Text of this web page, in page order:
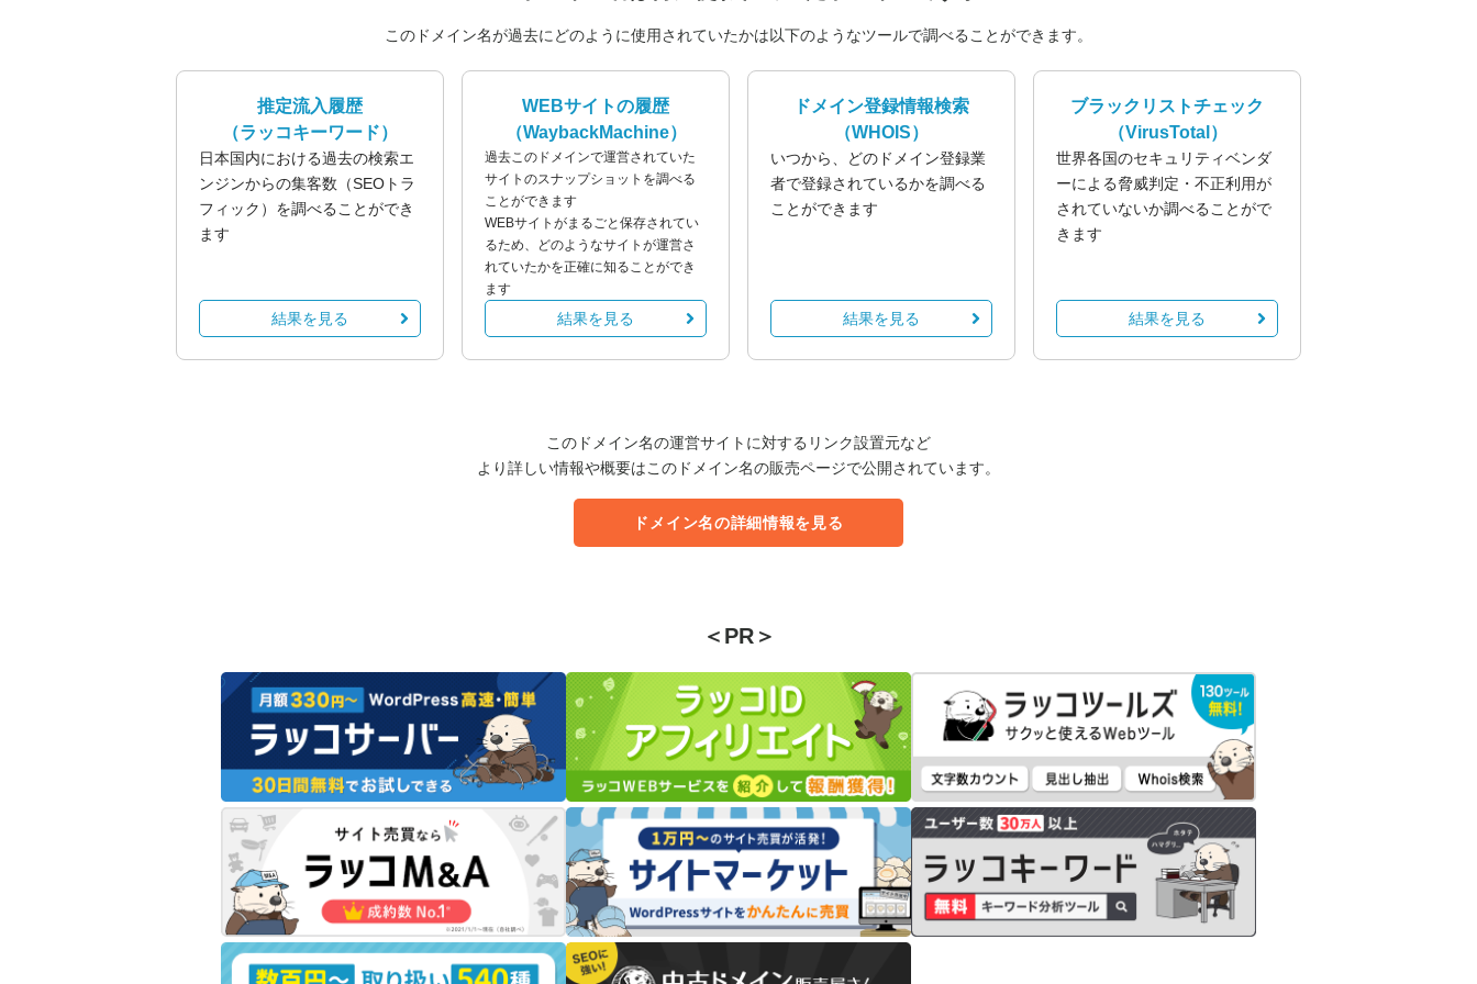
このドメイン名が過去にどのように使用されていたかは以下のようなツールで調べることができます。
推定流入履歴
（ラッコキーワード）
日本国内における過去の検索エ
ンジンからの集客数（SEOトラ
フィック）を調べることができ
ます
結果を見る
WEBサイトの履歴
（WaybackMachine）
過去このドメインで運営されていた
サイトのスナップショットを調べる
ことができます
WEBサイトがまるごと保存されてい
るため、どのようなサイトが運営さ
れていたかを正確に知ることができ
ます
結果を見る
ドメイン登録情報検索
（WHOIS）
いつから、どのドメイン登録業
者で登録されているかを調べる
ことができます
結果を見る
ブラックリストチェック
（VirusTotal）
世界各国のセキュリティベンダ
ーによる脅威判定・不正利用が
されていないか調べることがで
きます
結果を見る
このドメイン名の運営サイトに対するリンク設置元など
より詳しい情報や概要はこのドメイン名の販売ページで公開されています。
ドメイン名の詳細情報を見る
＜PR＞